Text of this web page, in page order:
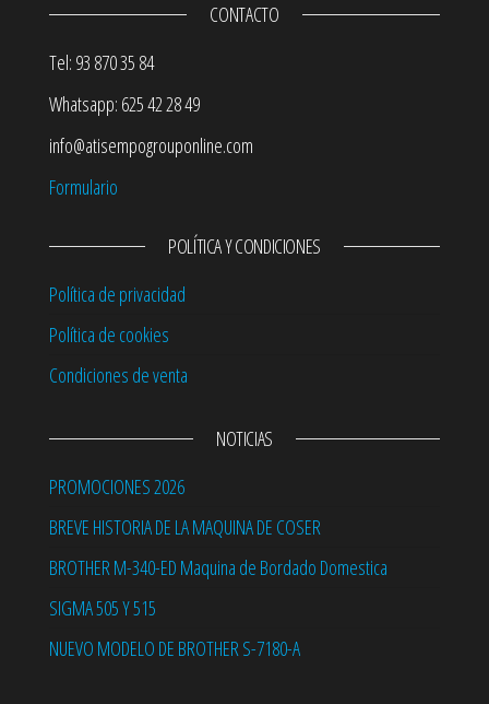
CONTACTO
Tel: 93 870 35 84
Whatsapp: 625 42 28 49
info@atisempogrouponline.com
Formulario
POLÍTICA Y CONDICIONES
Política de privacidad
Política de cookies
Condiciones de venta
NOTICIAS
PROMOCIONES 2026
BREVE HISTORIA DE LA MAQUINA DE COSER
BROTHER M-340-ED Maquina de Bordado Domestica
SIGMA 505 Y 515
NUEVO MODELO DE BROTHER S-7180-A